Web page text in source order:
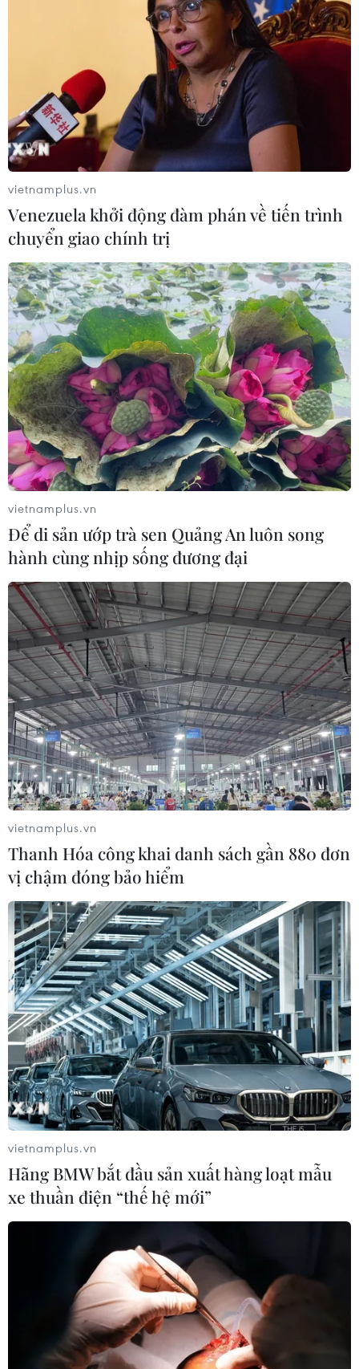
vietnamplus.vn
Venezuela khởi động đàm phán về tiến trình
chuyển giao chính trị
vietnamplus.vn
Để di sản ướp trà sen Quảng An luôn song
hành cùng nhịp sống đương đại
vietnamplus.vn
Thanh Hóa công khai danh sách gần 880 đơn
vị chậm đóng bảo hiểm
vietnamplus.vn
Hãng BMW bắt đầu sản xuất hàng loạt mẫu
xe thuần điện “thế hệ mới”